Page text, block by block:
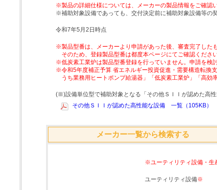
※製品の詳細仕様については、メーカーの製品情報をご確認
※補助対象設備であっても、交付決定前に補助対象設備等の
令和7年5月2日時点
※製品型番は、メーカーより申請があった後、審査完了した
そのため、登録製品型番は都度本ページにてご確認くださ
※低炭素工業炉は製品型番登録を行っていません。申請を検
※令和5年度補正予算 省エネルギー投資促進・需要構造転換
うち業務用ヒートポンプ給湯器」「低炭素工業炉」「高
(Ⅲ)設備単位型で補助対象となる「その他ＳＩＩが認めた高
その他ＳＩＩが認めた高性能な設備 一覧（105KB）
メーカー一覧から検索する
※ユーティリティ設備・生
ユーティリティ設備※